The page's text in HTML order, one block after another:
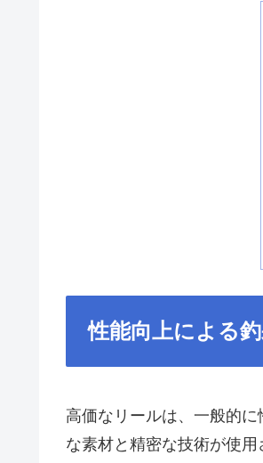
性能向上による
高価なリールは、一般的
な素材と精密な技術が使